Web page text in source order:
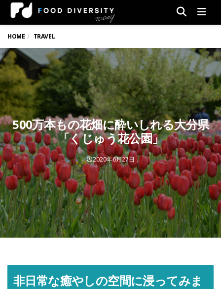
HOME TRAVEL
500万本もの花畑に酔いしれる大分県
「くじゅう花公園」
2020年6月27日
非日常な癒やしの空間に浸ってみま